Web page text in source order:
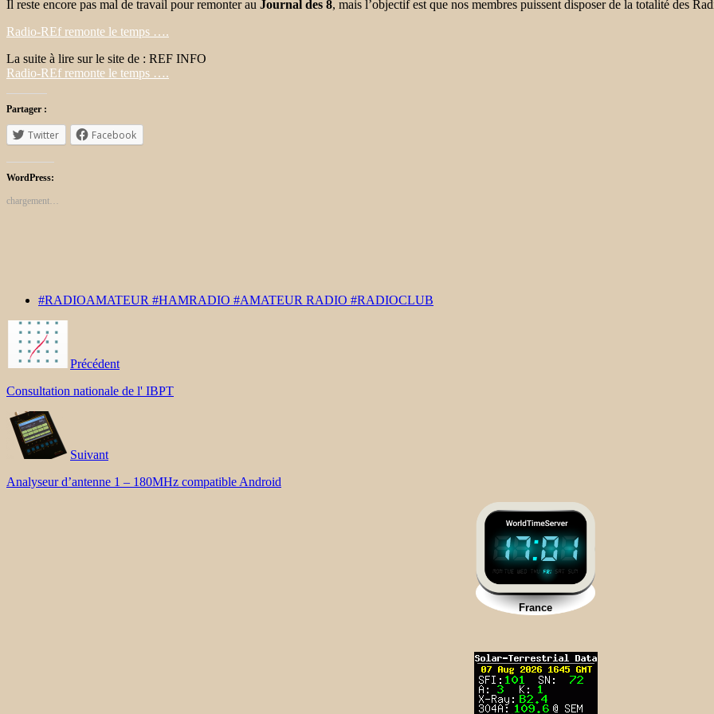
Il reste encore pas mal de travail pour remonter au Journal des 8, mais l’objectif est que nos membres puissent disposer de la totalité des
Radio-REf remonte le temps ….
La suite à lire sur le site de : REF INFO
Radio-REf remonte le temps ….
Partager :
Twitter Facebook
WordPress:
chargement…
#RADIOAMATEUR #HAMRADIO #AMATEUR RADIO #RADIOCLUB
Précédent
Consultation nationale de l' IBPT
Suivant
Analyseur d’antenne 1 – 180MHz compatible Android